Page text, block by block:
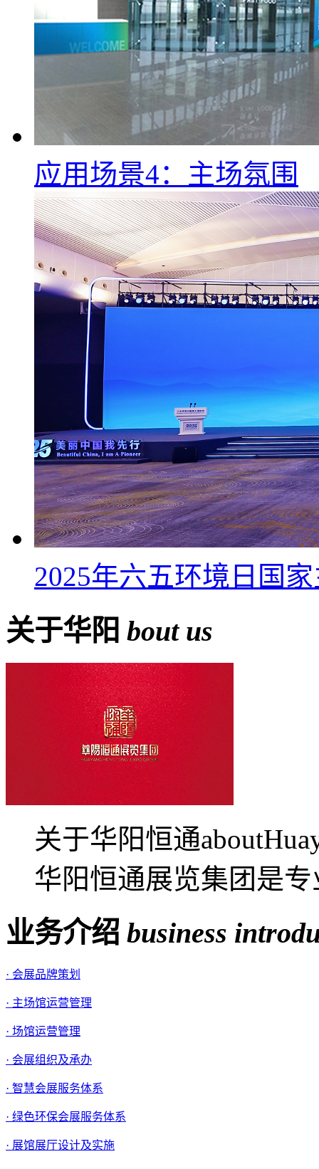
应用场景4：主场氛围
2025年六五环境日国
关于华阳 bout us
关于华阳恒通
华阳恒通展览集团是
业务介绍 business
· 会展品牌策划
· 主场馆运营管理
· 场馆运营管理
· 会展组织及承办
· 智慧会展服务体系
· 绿色环保会展服务体系
· 展馆展厅设计及实施